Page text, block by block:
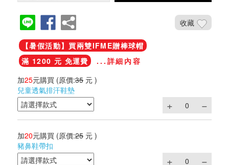
收藏
【暑假活動】買兩雙IFME贈棒球帽
滿 1200 元 免運費
...詳細內容
加25元購買 (原價:35 元 )
兒童透氣排汗鞋墊
加20元購買 (原價:25 元 )
豬鼻鞋帶扣